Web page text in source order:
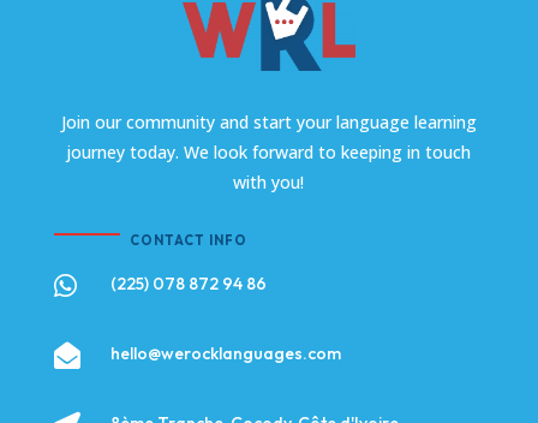
Join our community and start your language learning
journey today. We look forward to keeping in touch
with you!
CONTACT INFO
 (225) 078 872 94 86
 hello@werocklanguages.com